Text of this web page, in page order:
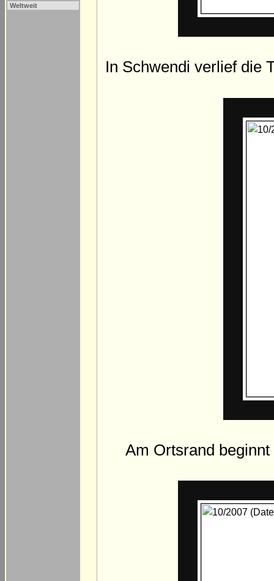
Weltweit
In Schwendi verlief die
Am Ortsrand